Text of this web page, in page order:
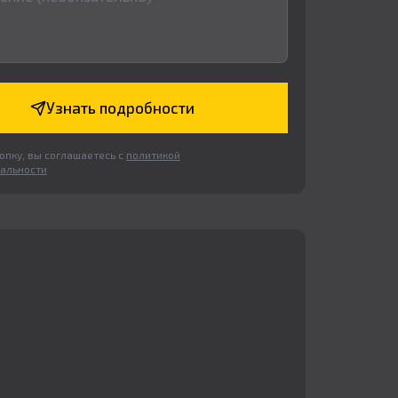
Узнать подробности
вы соглашаетесь с политикой